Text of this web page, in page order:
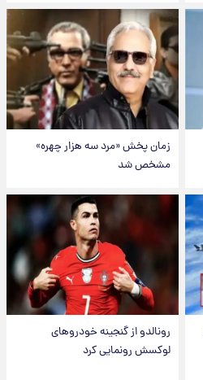
زمان پخش «مرد سه هزار چهره»
مشخص شد
رونالدو از گنجینه خودروهای
لوکسش رونمایی کرد